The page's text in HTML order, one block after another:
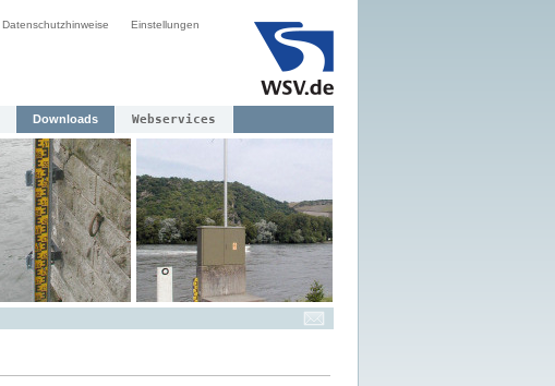
Datenschutzhinweise Einstellungen
Downloads Webservices